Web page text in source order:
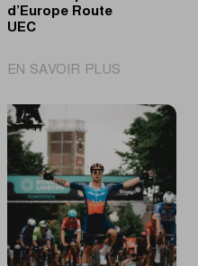
d’Europe Route
UEC
EN SAVOIR PLUS
Limbourg
rejoint
l’héritage
des
d’Europe
Route